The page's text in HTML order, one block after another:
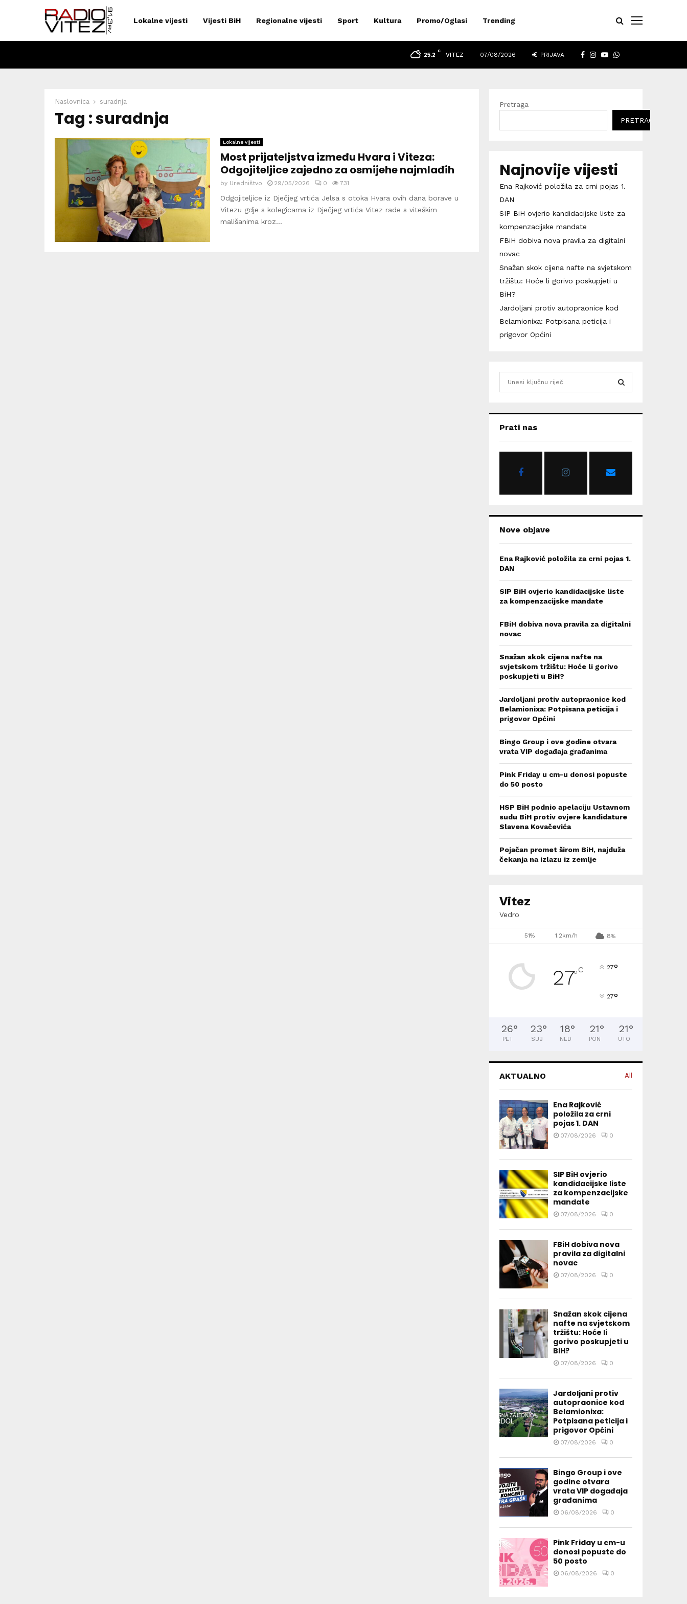
Lokalne vijesti Vijesti BiH Regionalne vijesti Sport Kultura Promo/Oglasi Trending
FACEBOOK
INSTAGRAM
YOUTUBE
WHATSAPP
25.2
C
VITEZ 07/08/2026 PRIJAVA
Naslovnica suradnja
Tag : suradnja
Lokalne vijesti
Most prijateljstva između Hvara i Viteza:
Odgojiteljice zajedno za osmijehe najmlađih
by Uredništvo 29/05/2026 0 731
Odgojiteljice iz Dječjeg vrtića Jelsa s otoka Hvara ovih dana borave u
Vitezu gdje s kolegicama iz Dječjeg vrtića Vitez rade s viteškim
mališanima kroz...
Pretraga
PRETRAGA
Najnovije vijesti
Ena Rajković položila za crni pojas 1.
DAN
SIP BiH ovjerio kandidacijske liste za
kompenzacijske mandate
FBiH dobiva nova pravila za digitalni
novac
Snažan skok cijena nafte na svjetskom
tržištu: Hoće li gorivo poskupjeti u
BiH?
Jardoljani protiv autopraonice kod
Belamionixa: Potpisana peticija i
prigovor Općini
h
o
Prati nas
Nove objave
Ena Rajković položila za crni pojas 1.
DAN
SIP BiH ovjerio kandidacijske liste
za kompenzacijske mandate
FBiH dobiva nova pravila za digitalni
novac
Snažan skok cijena nafte na
svjetskom tržištu: Hoće li gorivo
poskupjeti u BiH?
Jardoljani protiv autopraonice kod
Belamionixa: Potpisana peticija i
prigovor Općini
Bingo Group i ove godine otvara
vrata VIP događaja građanima
Pink Friday u cm-u donosi popuste
do 50 posto
HSP BiH podnio apelaciju Ustavnom
sudu BiH protiv ovjere kandidature
Slavena Kovačevića
Pojačan promet širom BiH, najduža
čekanja na izlazu iz zemlje
Vitez
Vedro
51% 1.2km/h 8%
27°C 27°
27°
26°
PET
23°
SUB
18°
NED
21°
PON
21°
UTO
AKTUALNO All
Ena Rajković
položila za crni
pojas 1. DAN
07/08/2026 0
SIP BiH ovjerio
kandidacijske liste
za kompenzacijske
mandate
07/08/2026 0
FBiH dobiva nova
pravila za digitalni
novac
07/08/2026 0
Snažan skok cijena
nafte na svjetskom
tržištu: Hoće li
gorivo poskupjeti u
BiH?
07/08/2026 0
Jardoljani protiv
autopraonice kod
Belamionixa:
Potpisana peticija i
prigovor Općini
07/08/2026 0
Bingo Group i ove
godine otvara
vrata VIP događaja
građanima
06/08/2026 0
Pink Friday u cm-u
donosi popuste do
50 posto
06/08/2026 0